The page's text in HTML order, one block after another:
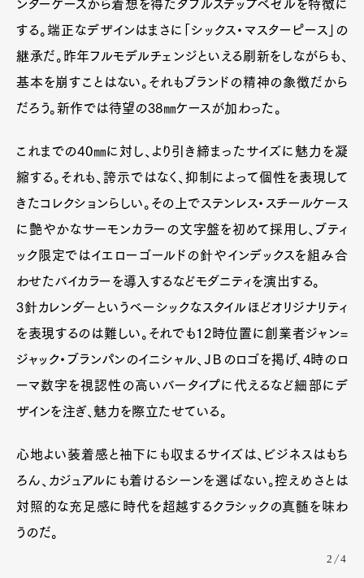
Art&DesignWatch Fashion
GourmetCars
ProductCultureLifestyle
Official Columnist
About
ンターケースから着想を得たダブルステップベゼルを特徴に
する。端正なデザインはまさに「シックス・マスターピース」の
継承だ。昨年フルモデルチェンジといえる刷新をしながらも、
基本を崩すことはない。それもブランドの精神の象徴だから
だろう。新作では待望の38㎜ケースが加わった。
これまでの40㎜に対し、より引き締まったサイズに魅力を凝
縮する。それも、誇示ではなく、抑制によって個性を表現して
きたコレクションらしい。その上でステンレス・スチールケース
に艶やかなサーモンカラーの文字盤を初めて採用し、ブティ
ック限定ではイエローゴールドの針やインデックスを組み合
わせたバイカラーを導入するなどモダニティを演出する。
3針カレンダーというベーシックなスタイルほどオリジナリティ
を表現するのは難しい。それでも12時位置に創業者ジャン=
ジャック・ブランパンのイニシャル、ＪＢのロゴを掲げ、4時のロ
ーマ数字を視認性の高いバータイプに代えるなど細部にデ
ザインを注ぎ、魅力を際立たせている。
心地よい装着感と袖下にも収まるサイズは、ビジネスはもち
ろん、カジュアルにも着けるシーンを選ばない。控えめさとは
対照的な充足感に時代を超越するクラシックの真髄を味わ
うのだ。
2/4